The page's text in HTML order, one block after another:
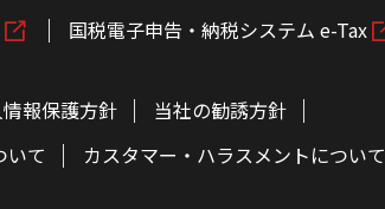
国税電子申告・納税システム e-Tax
報保護方針
当社の勧誘方針
いて
カスタマー・ハラスメントについて